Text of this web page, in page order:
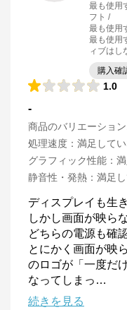
最も使用
フト
最も使用
最も使用
ィブはし
購入確
1.0
-
商品のバリエーショ
処理速度 ： 満足して
グラフィック性能 ：
静音性・発熱 ： 満足
ディスプレイも生
しかし画面が映らな
どちらの電源も確
とにかく画面が映
のロゴが「一度だ
なってしまっ …
続きを見る